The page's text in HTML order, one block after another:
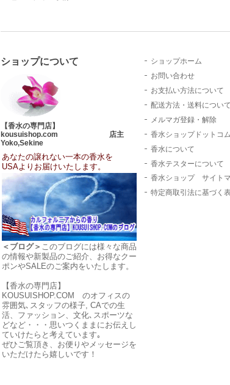
ショップについて
【香水の専門店】
kousuishop.com 店主
Yoko,Sekine
あなたの譲れない一本の香水を
USAよりお届けいたします。
＜ブログ＞ このブログには様々な商品
の情報や新製品のご紹介、お得なクー
ポンやSALEのご案内をいたします。
【香水の専門店】
KOUSUISHOP.COM のオフィスの
雰囲気､スタッフの様子, CAでの生
活、ファッション、文化､スポーツな
どなど・・・思いつくままにお伝えし
ていけたらと考えています｡
ぜひご覧頂き、お便りやメッセージを
いただけたら嬉しいです！
ショップホーム
お問い合わせ
お支払い方法について
配送方法・送料について
メルマガ登録・解除
香水ショップドットコ
香水について
香水テスターについて
香水ショップ サイト
特定商取引法に基づく